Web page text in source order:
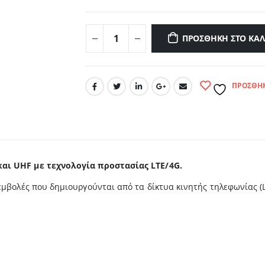
ΠΡΟΣΘΉΚΗ ΣΤΟ
UHF με τεχνολογία προστασίας LTE/4G.
που δημιουργούνται από τα δίκτυα κινητής τηλεφωνίας (